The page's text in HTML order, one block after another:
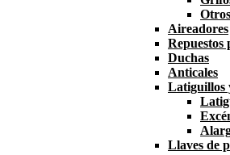
Aireadores
Repuestos
Duchas
Anticales
Latiguillos
Llaves de